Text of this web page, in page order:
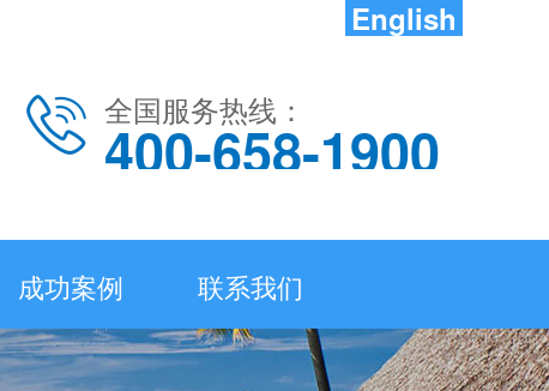
全国服务热线：
400-658-1900
English
成功案例 联系我们